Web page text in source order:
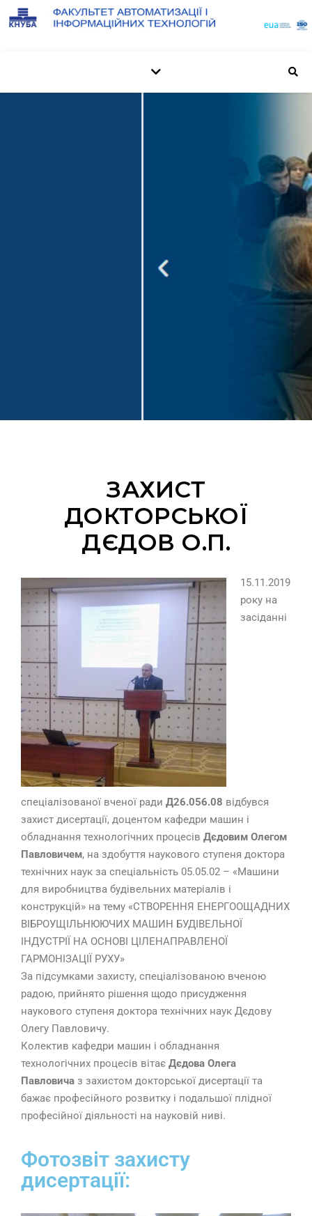
ЗАХИСТ
ДОКТОРСЬКОЇ
ДЄДОВ О.П.
15.11.2019
року на
засіданні
спеціалізованої вченої ради Д26.056.08 відбувся
захист дисертації, доцентом кафедри машин і
обладнання технологічних процесів Дєдовим Олегом
Павловичем, на здобуття наукового ступеня доктора
технічних наук за спеціальність 05.05.02 – «Машини
для виробництва будівельних матеріалів і
конструкцій» на тему «СТВОРЕННЯ ЕНЕРГООЩАДНИХ
ВІБРОУЩІЛЬНЮЮЧИХ МАШИН БУДІВЕЛЬНОЇ
ІНДУСТРІЇ НА ОСНОВІ ЦІЛЕНАПРАВЛЕНОЇ
ГАРМОНІЗАЦІЇ РУХУ»
За підсумками захисту, спеціалізованою вченою
радою, прийнято рішення щодо присудження
наукового ступеня доктора технічних наук Дєдову
Олегу Павловичу.
Колектив кафедри машин і обладнання
технологічних процесів вітає Дєдова Олега
Павловича з захистом докторської дисертації та
бажає професійного розвитку і подальшої плідної
професійної діяльності на науковій ниві.
Фотозвіт захисту
дисертації: